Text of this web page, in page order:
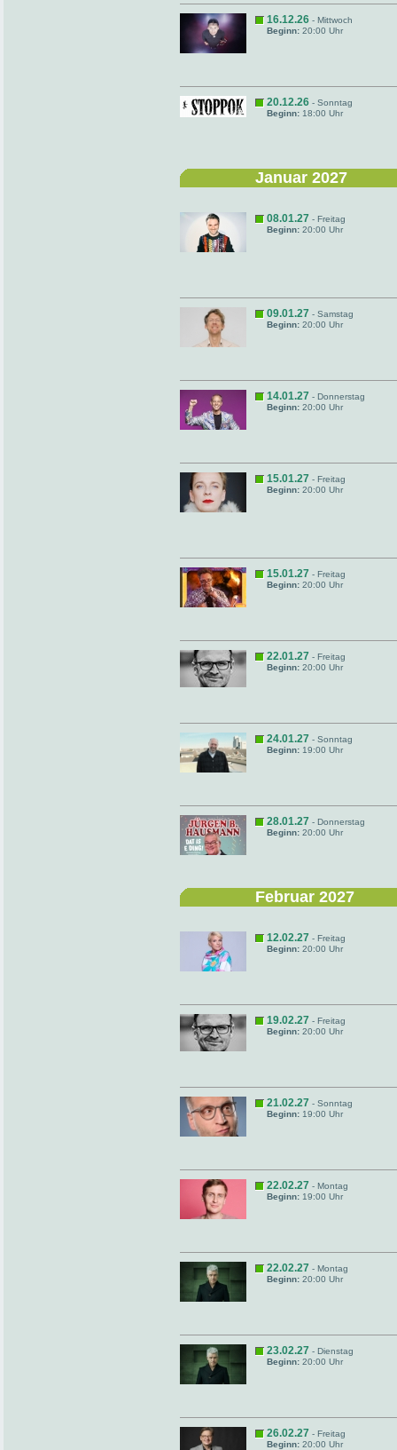
16.12.26 - Mittwoch
Beginn: 20:00 Uhr
20.12.26 - Sonntag
Beginn: 18:00 Uhr
Januar 2027
08.01.27 - Freitag
Beginn: 20:00 Uhr
09.01.27 - Samstag
Beginn: 20:00 Uhr
14.01.27 - Donnerstag
Beginn: 20:00 Uhr
15.01.27 - Freitag
Beginn: 20:00 Uhr
15.01.27 - Freitag
Beginn: 20:00 Uhr
22.01.27 - Freitag
Beginn: 20:00 Uhr
24.01.27 - Sonntag
Beginn: 19:00 Uhr
28.01.27 - Donnerstag
Beginn: 20:00 Uhr
Februar 2027
12.02.27 - Freitag
Beginn: 20:00 Uhr
19.02.27 - Freitag
Beginn: 20:00 Uhr
21.02.27 - Sonntag
Beginn: 19:00 Uhr
22.02.27 - Montag
Beginn: 19:00 Uhr
22.02.27 - Montag
Beginn: 20:00 Uhr
23.02.27 - Dienstag
Beginn: 20:00 Uhr
26.02.27 - Freitag
Beginn: 20:00 Uhr